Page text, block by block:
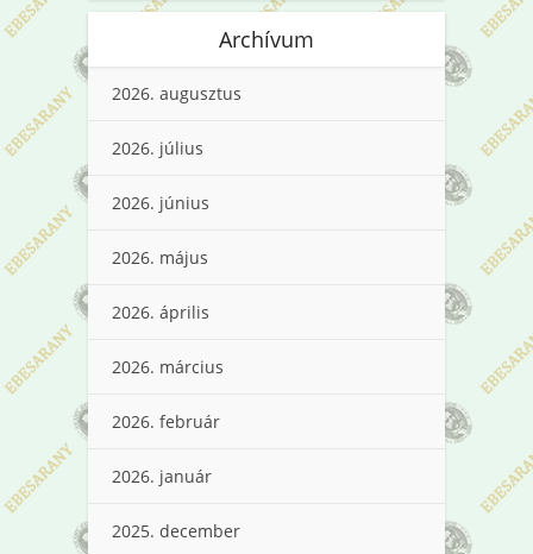
Archívum
2026. augusztus
2026. július
2026. június
2026. május
2026. április
2026. március
2026. február
2026. január
2025. december